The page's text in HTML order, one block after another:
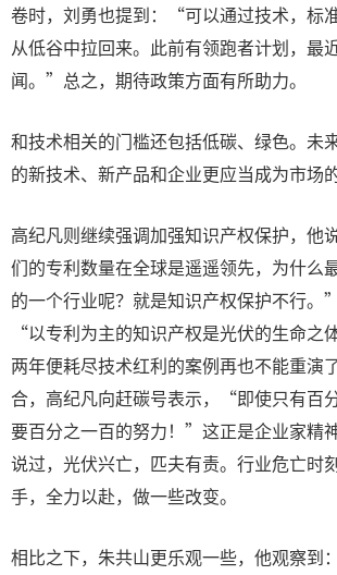
卷时，刘勇也提到：“可以通过技术，标
从低谷中拉回来。此前有领跑者计划，最
闻。”总之，期待政策方面有所助力。
和技术相关的门槛还包括低碳、绿色。未
的新技术、新产品和企业更应当成为市场
高纪凡则继续强调加强知识产权保护，
们的专利数量在全球是遥遥领先，为什么
的一个行业呢？就是知识产权保护不行。
“以专利为主的知识产权是光伏的生命之
两年便耗尽技术红利的案例再也不能重
合，高纪凡向赶碳号表示，“即使只有百
要百分之一百的努力！”这正是企业家精
说过，光伏兴亡，匹夫有责。行业危亡时
手，全力以赴，做一些改变。
相比之下，朱共山更乐观一些，他观察到